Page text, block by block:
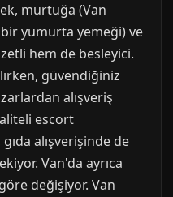
murtuğa (Van
bir yumurta yemeği) ve
hem de besleyici.
güvendiğiniz
alışveriş
escort
alışverişinde de
Van'da ayrıca
değişiyor. Van